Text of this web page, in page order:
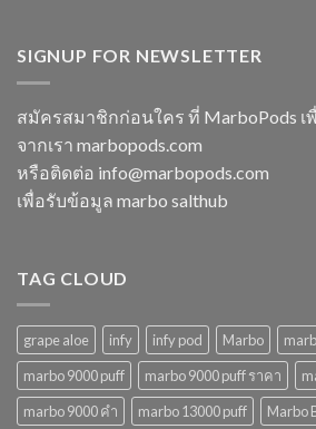
หลาก
เลือก
ตอบ
โจทย์
ในปี
2568
puff
แล้ว
ทิ้ง
บุหรี่
ยอด
นิยม
SIGNUP FOR NEWSLETTER
สมัครสมาชิกก่อนใคร ที่ MarboPods
จากเรา marbopods.com
หรือติดต่อ info@marbopods.com
เพื่อรับข้อมูล marbo salthub
TAG CLOUD
grape aloe infy infy pod Marbo
marbo 9000 puff
marbo 9000 puff ราคา
marbo 9000 คํา
marbo 13000 puff
Marbo